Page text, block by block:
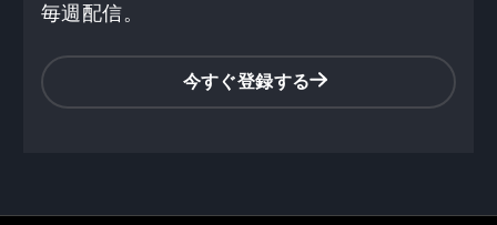
毎週配信。
今すぐ登録する